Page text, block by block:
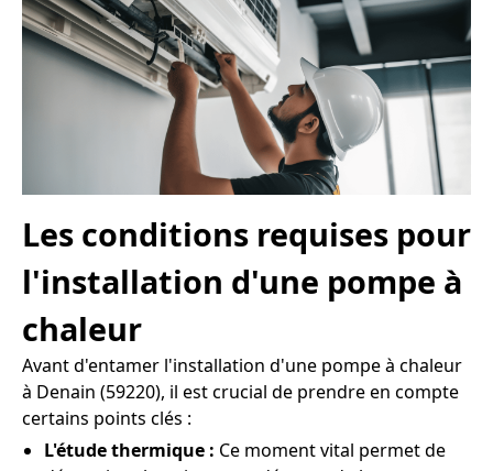
Les conditions requises pour
l'installation d'une pompe à
chaleur
Avant d'entamer l'installation d'une pompe à chaleur
à Denain (59220), il est crucial de prendre en compte
certains points clés :
L'étude thermique : Ce moment vital permet de